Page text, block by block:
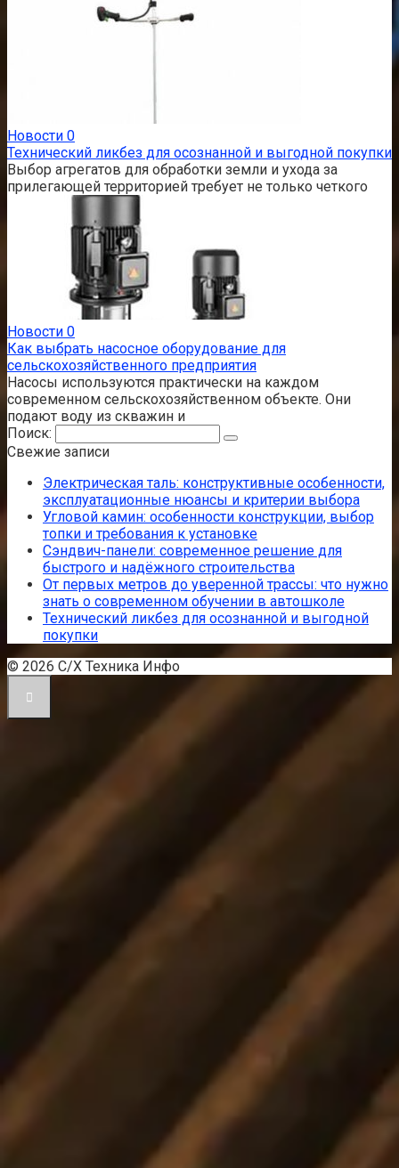
Новости 0
Технический ликбез для осознанной и выгодной покупки
Выбор агрегатов для обработки земли и ухода за
прилегающей территорией требует не только четкого
Новости 0
Как выбрать насосное оборудование для
сельскохозяйственного предприятия
Насосы используются практически на каждом
современном сельскохозяйственном объекте. Они
подают воду из скважин и
Поиск:
Свежие записи
Электрическая таль: конструктивные особенности,
эксплуатационные нюансы и критерии выбора
Угловой камин: особенности конструкции, выбор
топки и требования к установке
Сэндвич-панели: современное решение для
быстрого и надёжного строительства
От первых метров до уверенной трассы: что нужно
знать о современном обучении в автошколе
Технический ликбез для осознанной и выгодной
покупки
© 2026 С/Х Техника Инфо